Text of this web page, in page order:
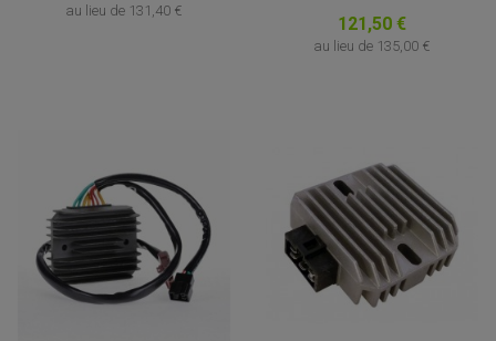
au lieu de 131,40 €
121,50 €
au lieu de 135,00 €